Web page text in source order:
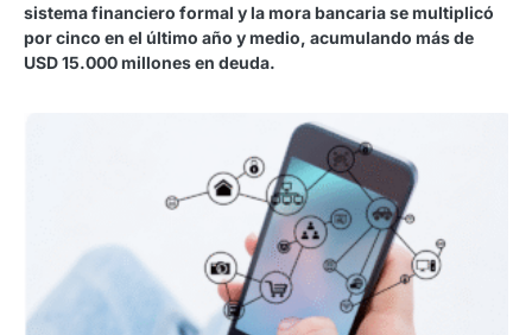
sistema financiero formal y la mora bancaria se multiplicó
por cinco en el último año y medio, acumulando más de
USD 15.000 millones en deuda.